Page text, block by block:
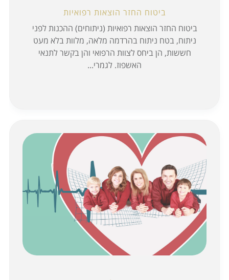
ביטוח החזר הוצאות רפואיות
ביטוח החזר הוצאות רפואיות (ניתוחים) ההכנות לפני
ניתוח, בטח ניתוח בהרדמה מלאה, מלוות בלא מעט
חששות, הן ביחס לצוות הרפואי והן בקשר לתנאי
האשפוז. לגמרי...